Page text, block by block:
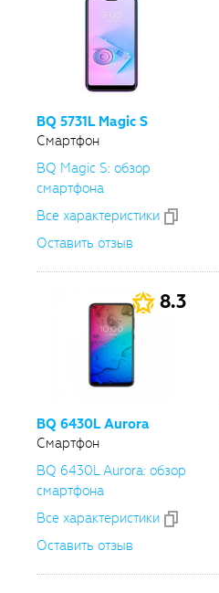
BQ 5731L Magic S
Смартфон
BQ Magic S: обзор
смартфона
Все xарактеристики
Оставить отзыв
8.3
BQ 6430L Aurora
Смартфон
BQ 6430L Aurora: обзор
смартфона
Все xарактеристики
Оставить отзыв